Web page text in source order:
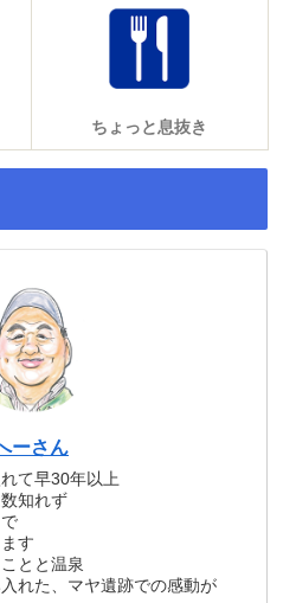
ちょっと息抜き
ーさん
て早30年以上
知れず
す
とと温泉
れた、マヤ遺跡での感動が